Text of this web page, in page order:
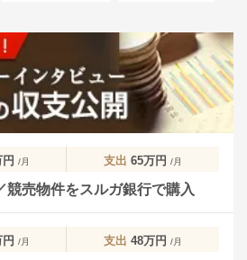
円 /月 支出 65万円 /月
競売物件をスルガ銀行で購入
円 /月 支出 48万円 /月